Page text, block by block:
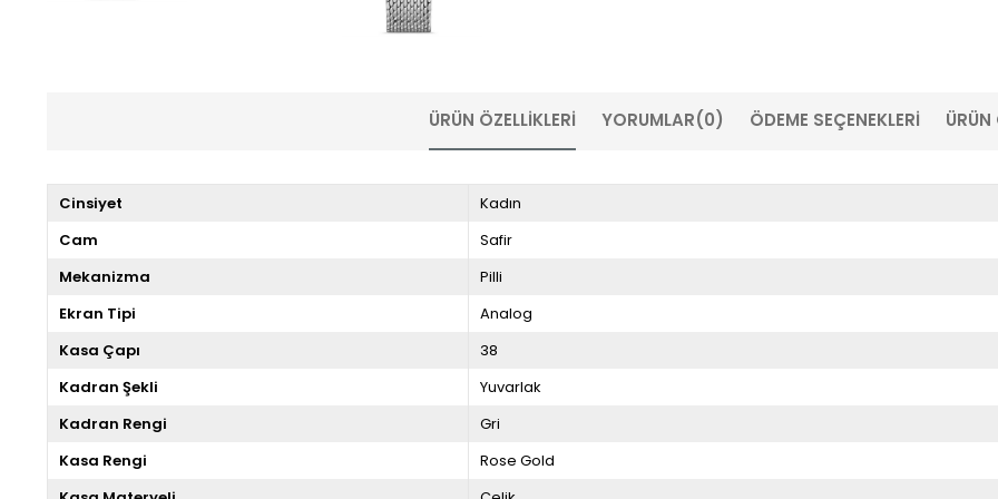
ÜRÜN ÖZELLIKLERI YORUMLAR(0) ÖDEME SEÇENEKLERI ÜRÜN
Cinsiyet
Kadın
Cam
Safir
Mekanizma
Pilli
Ekran Tipi
Analog
Kasa Çapı
38
Kadran Şekli
Yuvarlak
Kadran Rengi
Gri
Kasa Rengi
Rose Gold